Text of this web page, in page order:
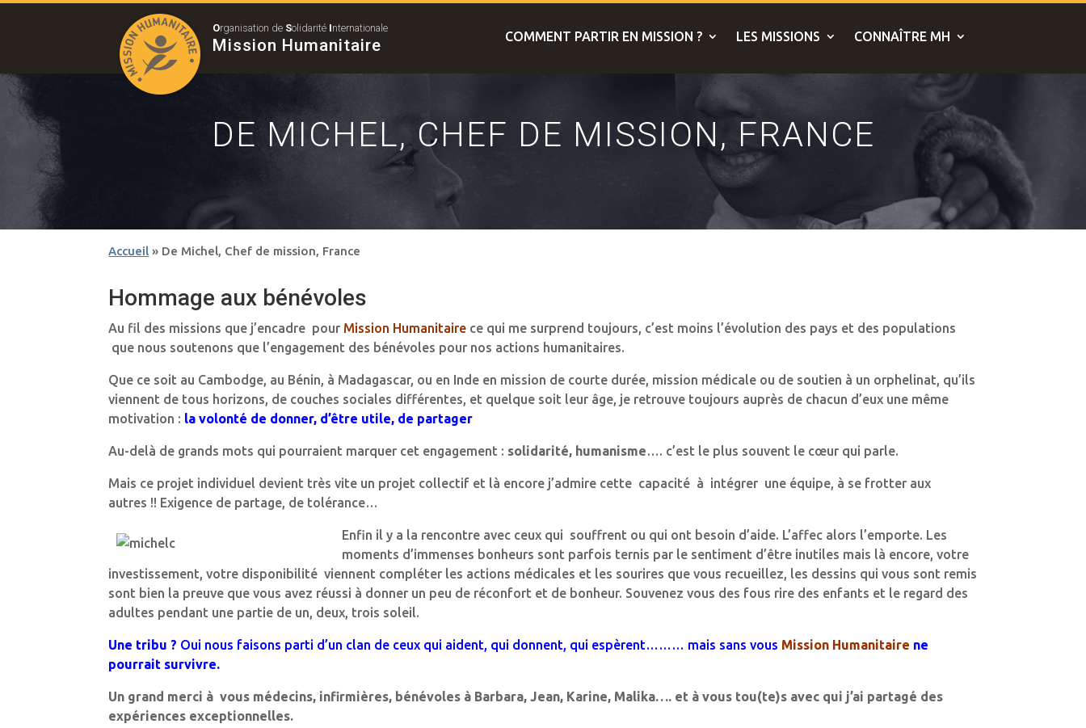
Organisation de Solidarité Internationale
Mission Humanitaire COMMENT PARTIR EN MISSION ? LES MISSIONS CONNAÎTRE MH
DE MICHEL, CHEF DE MISSION, FRANCE
Accueil » De Michel, Chef de mission, France
Hommage aux bénévoles
Au fil des missions que j’encadre pour Mission Humanitaire ce qui me surprend toujours, c’est moins l’évolution des pays et des populations
que nous soutenons que l’engagement des bénévoles pour nos actions humanitaires.
Que ce soit au Cambodge, au Bénin, à Madagascar, ou en Inde en mission de courte durée, mission médicale ou de soutien à un orphelinat, qu’ils
viennent de tous horizons, de couches sociales différentes, et quelque soit leur âge, je retrouve toujours auprès de chacun d’eux une même
motivation : la volonté de donner, d’être utile, de partager
Au-delà de grands mots qui pourraient marquer cet engagement : solidarité, humanisme…. c’est le plus souvent le cœur qui parle.
Mais ce projet individuel devient très vite un projet collectif et là encore j’admire cette capacité à intégrer une équipe, à se frotter aux
autres !! Exigence de partage, de tolérance…
Enfin il y a la rencontre avec ceux qui souffrent ou qui ont besoin d’aide. L’affec alors l’emporte. Les
moments d’immenses bonheurs sont parfois ternis par le sentiment d’être inutiles mais là encore, votre
investissement, votre disponibilité viennent compléter les actions médicales et les sourires que vous recueillez, les dessins qui vous sont remis
sont bien la preuve que vous avez réussi à donner un peu de réconfort et de bonheur. Souvenez vous des fous rire des enfants et le regard des
adultes pendant une partie de un, deux, trois soleil.
Une tribu ? Oui nous faisons parti d’un clan de ceux qui aident, qui donnent, qui espèrent……… mais sans vous Mission Humanitaire ne
pourrait survivre.
Un grand merci à vous médecins, infirmières, bénévoles à Barbara, Jean, Karine, Malika…. et à vous tou(te)s avec qui j’ai partagé des
expériences exceptionnelles.